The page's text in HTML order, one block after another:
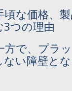
頃な価格、
3つの理由
方で、プラ
ない障壁とな